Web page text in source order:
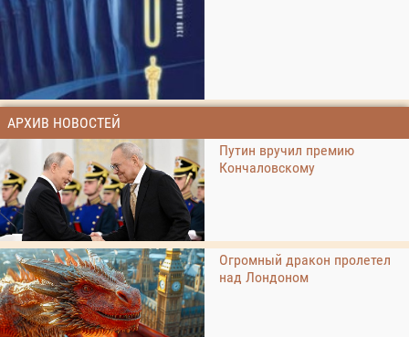
АРХИВ НОВОСТЕЙ
Путин вручил премию
Кончаловскому
Огромный дракон пролетел
над Лондоном